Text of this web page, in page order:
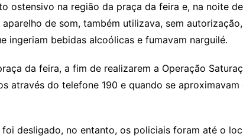
ostensivo na região da praça da feira e, na noite
de som, também utilizava, sem
ingeriam bebidas alcoólicas e fumavam narguilé.
da feira, a fim de realizarem a Operação
através do telefone 190 e quando se
desligado, no entanto, os policiais foram até o